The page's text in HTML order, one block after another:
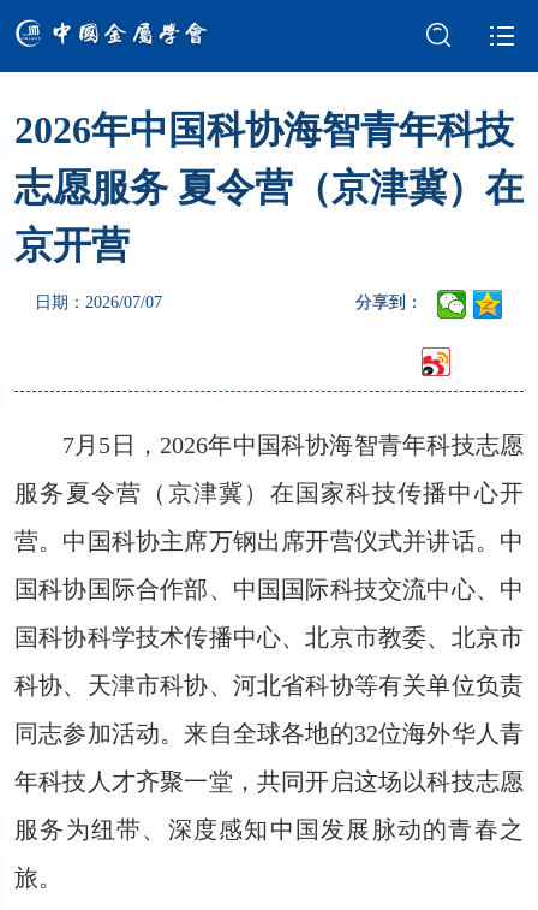
学会介绍 新闻中心
学术交流 会员服务
科技奖励
2026年中国科协海智青年科技
志愿服务 夏令营（京津冀）在
京开营
日期：2026/07/07 分享到：
7月5日，2026年中国科协海智青年科技志愿
服务夏令营（京津冀）在国家科技传播中心开
营。中国科协主席万钢出席开营仪式并讲话。中
国科协国际合作部、中国国际科技交流中心、中
国科协科学技术传播中心、北京市教委、北京市
科协、天津市科协、河北省科协等有关单位负责
同志参加活动。来自全球各地的32位海外华人青
年科技人才齐聚一堂，共同开启这场以科技志愿
服务为纽带、深度感知中国发展脉动的青春之
旅。